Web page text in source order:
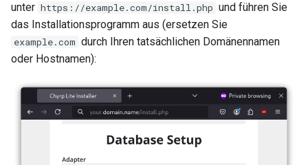
unter https://example.com/install.php und führen Sie
das Installationsprogramm aus (ersetzen Sie
example.com durch Ihren tatsächlichen Domänennamen
oder Hostnamen):